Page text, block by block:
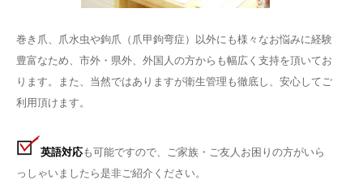
巻き爪、爪水虫や鉤爪（爪甲鉤弯症）以外にも様々なお悩みに経験
豊富なため、市外・県外、外国人の方からも幅広く支持を頂いてお
ります。
また、当然ではありますが衛生管理も徹底し、安心してご
利用頂けます。
英語対応も可能ですので、ご家族・ご友人お困りの方がいら
っしゃいましたら是非ご紹介ください。